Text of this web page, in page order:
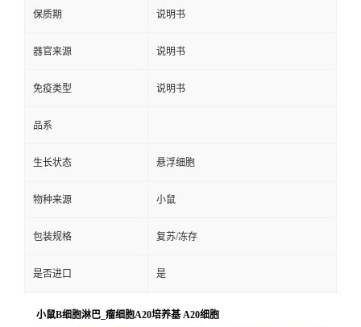
保质期 说明书
器官来源 说明书
免疫类型 说明书
品系
生长状态 悬浮细胞
物种来源 小鼠
包装规格 复苏/冻存
是否进口 是
小鼠B细胞淋巴_瘤细胞A20培养基 A20细胞